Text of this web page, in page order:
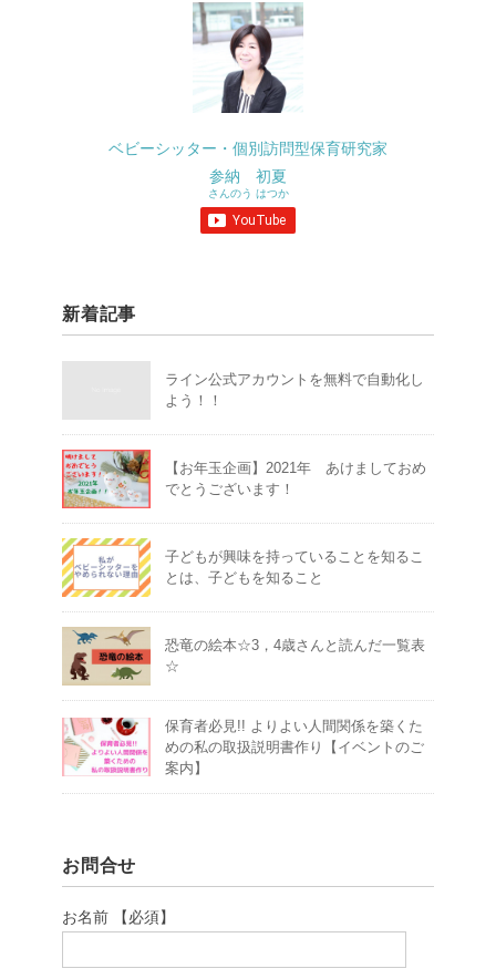
ベビーシッター・個別訪問型保育研究家
参納 初夏
さんのう はつか
新着記事
ライン公式アカウントを無料で自動化し
よう！！
【お年玉企画】2021年 あけましておめ
でとうございます！
子どもが興味を持っていることを知るこ
とは、子どもを知ること
恐竜の絵本☆3，4歳さんと読んだ一覧表
☆
保育者必見!! よりよい人間関係を築くた
めの私の取扱説明書作り【イベントのご
案内】
お問合せ
お名前 【必須】